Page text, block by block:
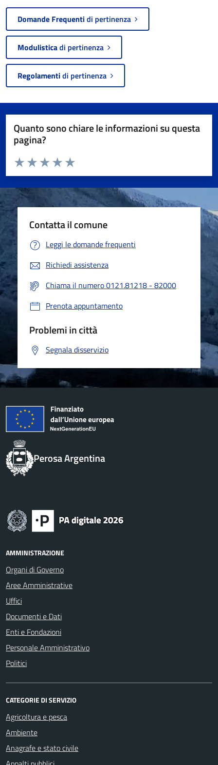
Domande Frequentidi pertinenza
Modulisticadi pertinenza
Regolamentidi pertinenza
Quanto sono chiare le informazioni su questa
pagina?
Valuta da 1 a 5 stelle la pagina
Valuta 5 stelle su 5
Valuta 4 stelle su 5
Valuta 3 stelle su 5
Valuta 2 stelle su 5
Valuta 1 stelle su 5
Contatta il comune
Leggi le domande frequenti
Richiedi assistenza
Chiama il numero 0121.81218 - 82000
Prenota appuntamento
Problemi in città
Segnala disservizio
Perosa Argentina
AMMINISTRAZIONE
Organi di Governo
Aree Amministrative
Uffici
Documenti e Dati
Enti e Fondazioni
Personale Amministrativo
Politici
CATEGORIE DI SERVIZIO
Agricoltura e pesca
Ambiente
Anagrafe e stato civile